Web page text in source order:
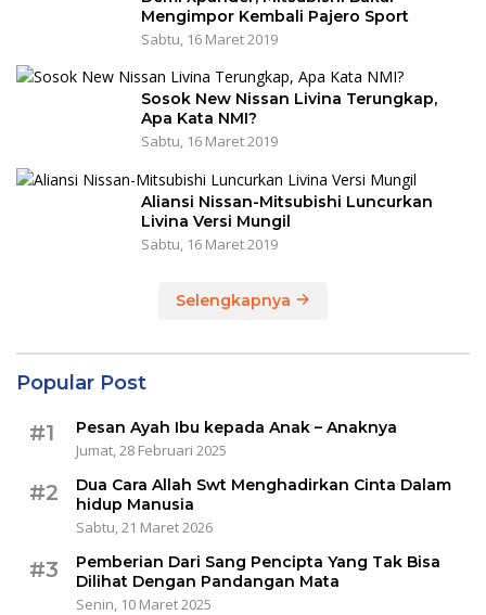
Mengimpor Kembali Pajero Sport
Sabtu, 16 Maret 2019
Sosok New Nissan Livina Terungkap,
Apa Kata NMI?
Sabtu, 16 Maret 2019
Aliansi Nissan-Mitsubishi Luncurkan
Livina Versi Mungil
Sabtu, 16 Maret 2019
Selengkapnya
Popular Post
#1
Pesan Ayah Ibu kepada Anak – Anaknya
Jumat, 28 Februari 2025
#2
Dua Cara Allah Swt Menghadirkan Cinta Dalam
hidup Manusia
Sabtu, 21 Maret 2026
#3
Pemberian Dari Sang Pencipta Yang Tak Bisa
Dilihat Dengan Pandangan Mata
Senin, 10 Maret 2025